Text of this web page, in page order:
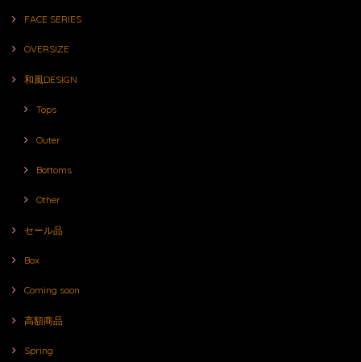
FACE SERIES
OVERSIZE
和風DESIGN
Tops
Outer
Bottoms
Other
セール品
Box
Coming soon
高額商品
Spring